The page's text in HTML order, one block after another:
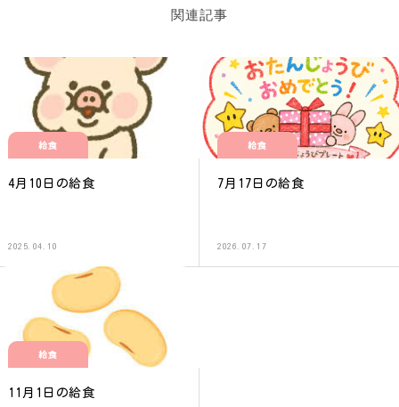
関連記事
給食
4月10日の給食
2025.04.10
給食
7月17日の給食
2026.07.17
給食
11月1日の給食